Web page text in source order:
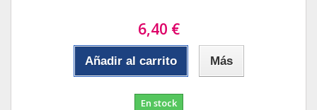
6,40 €
Añadir al carrito Más
En stock